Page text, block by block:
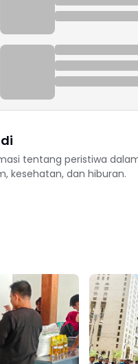
tentang peristiwa
kesehatan, dan hiburan.